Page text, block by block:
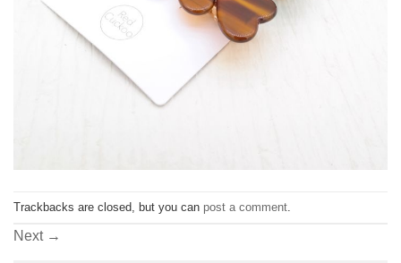
Trackbacks are closed, but you can post a comment
Next →